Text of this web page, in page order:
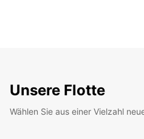
Unsere Flotte
Wählen Sie aus einer Vielzahl